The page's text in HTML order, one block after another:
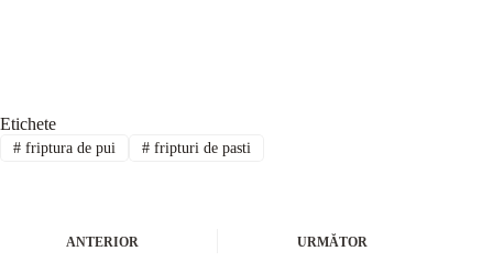
Etichete
#friptura de pui #fripturi de pasti
ANTERIOR URMĂTOR